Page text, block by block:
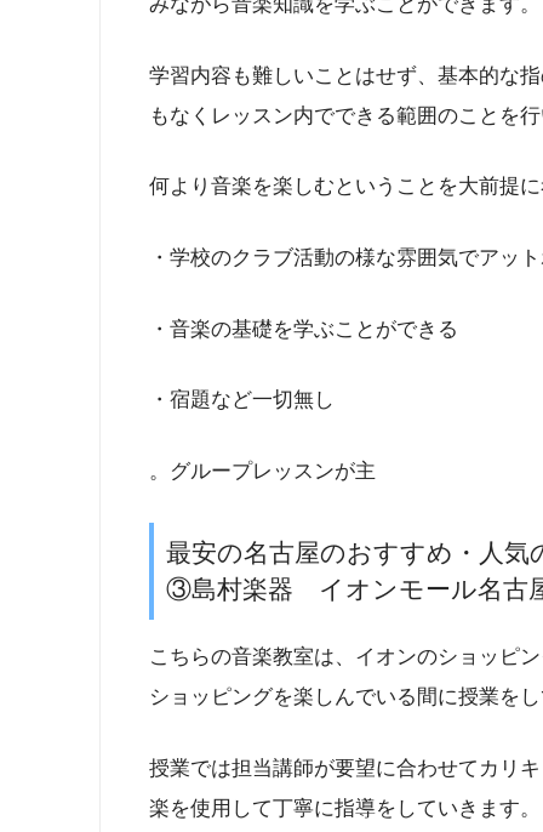
学習内容も難しいことはせず、基本的な
もなくレッスン内でできる範囲のことを
何より音楽を楽しむということを大前提
・学校のクラブ活動の様な雰囲気でアッ
・音楽の基礎を学ぶことができる
・宿題など一切無し
。グループレッスンが主
最安の名古屋のおすすめ・人
③島村楽器 イオンモール名古
こちらの音楽教室は、イオンのショッピ
ショッピングを楽しんでいる間に授業を
授業では担当講師が要望に合わせてカリ
楽を使用して丁寧に指導をしていきます。